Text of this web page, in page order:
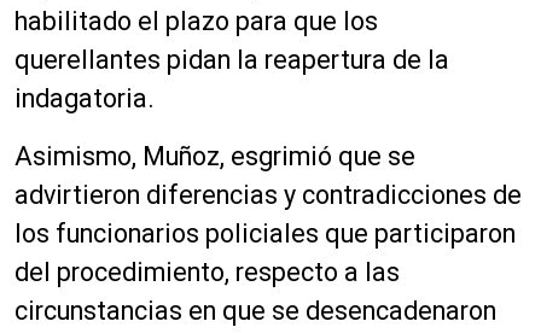
habilitado el plazo para que los
querellantes pidan la reapertura de la
indagatoria.
Asimismo, Muñoz, esgrimió que se
advirtieron diferencias y contradicciones de
los funcionarios policiales que participaron
del procedimiento, respecto a las
circunstancias en que se desencadenaron